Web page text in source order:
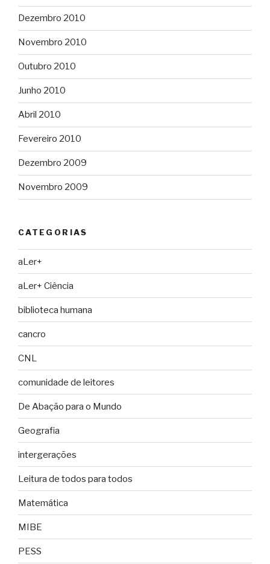
Dezembro 2010
Novembro 2010
Outubro 2010
Junho 2010
Abril 2010
Fevereiro 2010
Dezembro 2009
Novembro 2009
CATEGORIAS
aLer+
aLer+ Ciência
biblioteca humana
cancro
CNL
comunidade de leitores
De Abação para o Mundo
Geografia
intergerações
Leitura de todos para todos
Matemática
MIBE
PESS